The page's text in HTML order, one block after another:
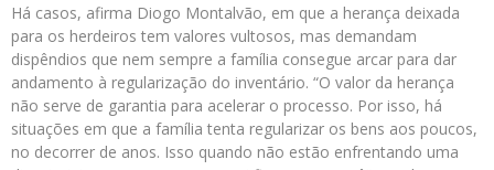
Há casos, afirma Diogo Montalvão, em que a herança deixada
para os herdeiros tem valores vultosos, mas demandam
dispêndios que nem sempre a família consegue arcar para dar
andamento à regularização do inventário. “O valor da herança
não serve de garantia para acelerar o processo. Por isso, há
situações em que a família tenta regularizar os bens aos poucos,
no decorrer de anos. Isso quando não estão enfrentando uma